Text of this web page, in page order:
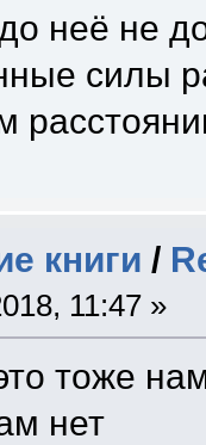
неё не
силы
книги /
11:47 »
тоже
нет